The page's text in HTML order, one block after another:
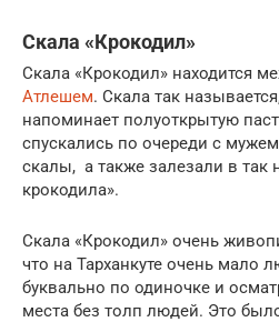
Скала «Крокодил»
Скала «Крокодил» находится
Атлешем. Скала так
напоминает полуоткрытую
спускались по очереди с
скалы, а также залезали в так
крокодила».
Скала «Крокодил» очень
что на Тарханкуте очень мало
буквально по одиночке и
места без толп людей. Это